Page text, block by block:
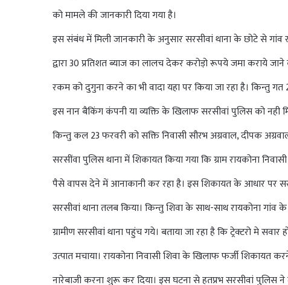
को मामले की जानकारी दिया गया है।
इस संबंध में मिली जानकारी के अनुसार सरसीवां थाना के छोटे से
द्वारा 30 प्रतिशत ब्याज का लालच देकर करोड़ो रूपये जमा कराये
रकम को दुगुना करने का भी वादा यहा पर किया जा रहा है। किन्तु
इस नान बैकिंग कंपनी या व्यक्ति के खिलाफ सरसीवां पुलिस को नही
किन्तु कल 23 फरवरी को सक्ति निवासी सौरभ अग्रवाल, दीपक
सरसींवा पुलिस थाना में शिकायत किया गया कि ग्राम रायकोना
पैसे वापस देने में आनाकानी कर रहा है। इस शिकायत के आधार पर
सरसीवां थाना तलब किया। किन्तु शिवा के साथ-साथ रायकोना
ग्रामीण सरसीवां थाना पहुंच गये। बताया जा रहा है कि ट्रेक्टरो मे
उत्पात मचाया। रायकोना निवासी शिवा के खिलाफ फर्जी
नारेबाजी करना शुरू कर दिया। इस घटना से हतप्रभ सरसीवां पुलिस